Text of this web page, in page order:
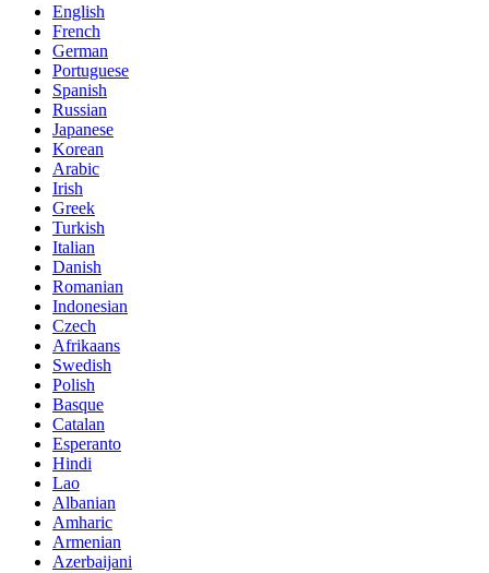
English
French
German
Portuguese
Spanish
Russian
Japanese
Korean
Arabic
Irish
Greek
Turkish
Italian
Danish
Romanian
Indonesian
Czech
Afrikaans
Swedish
Polish
Basque
Catalan
Esperanto
Hindi
Lao
Albanian
Amharic
Armenian
Azerbaijani